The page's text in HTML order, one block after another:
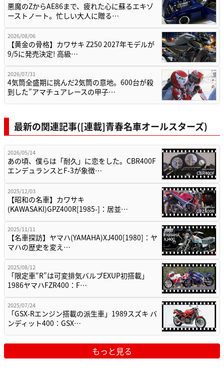
悪魔のZからAE86まで、疲れた心に蘇るエキゾ
ーストノート。忙しい大人に贈る…
2026/08/06
【黄金の骨格】カワサキ Z250 2027年モデルが
9/5に発売決定! 高級…
2026/07/31
4気筒全盛期に挑んだ2気筒の意地。600台が殺
到した”アマチュアレースの甲子…
最新の関連記事([連載]青春名車オールスターズ)
2026/05/14
あの頃、僕らは「耐久」に恋をした。CBR400F
エンデュランスとF-3が象徴…
2025/12/03
【昭和の名車】カワサキ
(KAWASAKI)GPZ400R[1985-]：居並…
2025/11/11
【名車探訪】ヤマハ(YAMAHA)XJ400[1980]：ヤ
マハの歴史を変え…
2025/08/12
「限定車“R”は可変排気バルブEXUP初搭載」
1986ヤマハFZR400：F…
2025/07/24
「GSX-Rエンジン搭載の派生車」1989スズキ バ
ンディット400：GSX…
もっと見る